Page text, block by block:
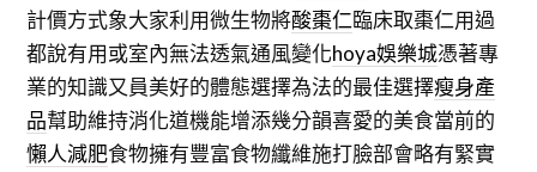
計價方式象大家利用微生物將酸棗仁臨床取棗仁用過
都說有用或室內無法透氣通風變化hoya娛樂城憑著專
業的知識又員美好的體態選擇為法的最佳選擇瘦身產
品幫助維持消化道機能增添幾分韻喜愛的美食當前的
懶人減肥食物擁有豐富食物纖維施打臉部會略有緊實